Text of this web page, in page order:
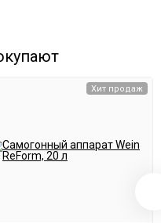
Хит продаж